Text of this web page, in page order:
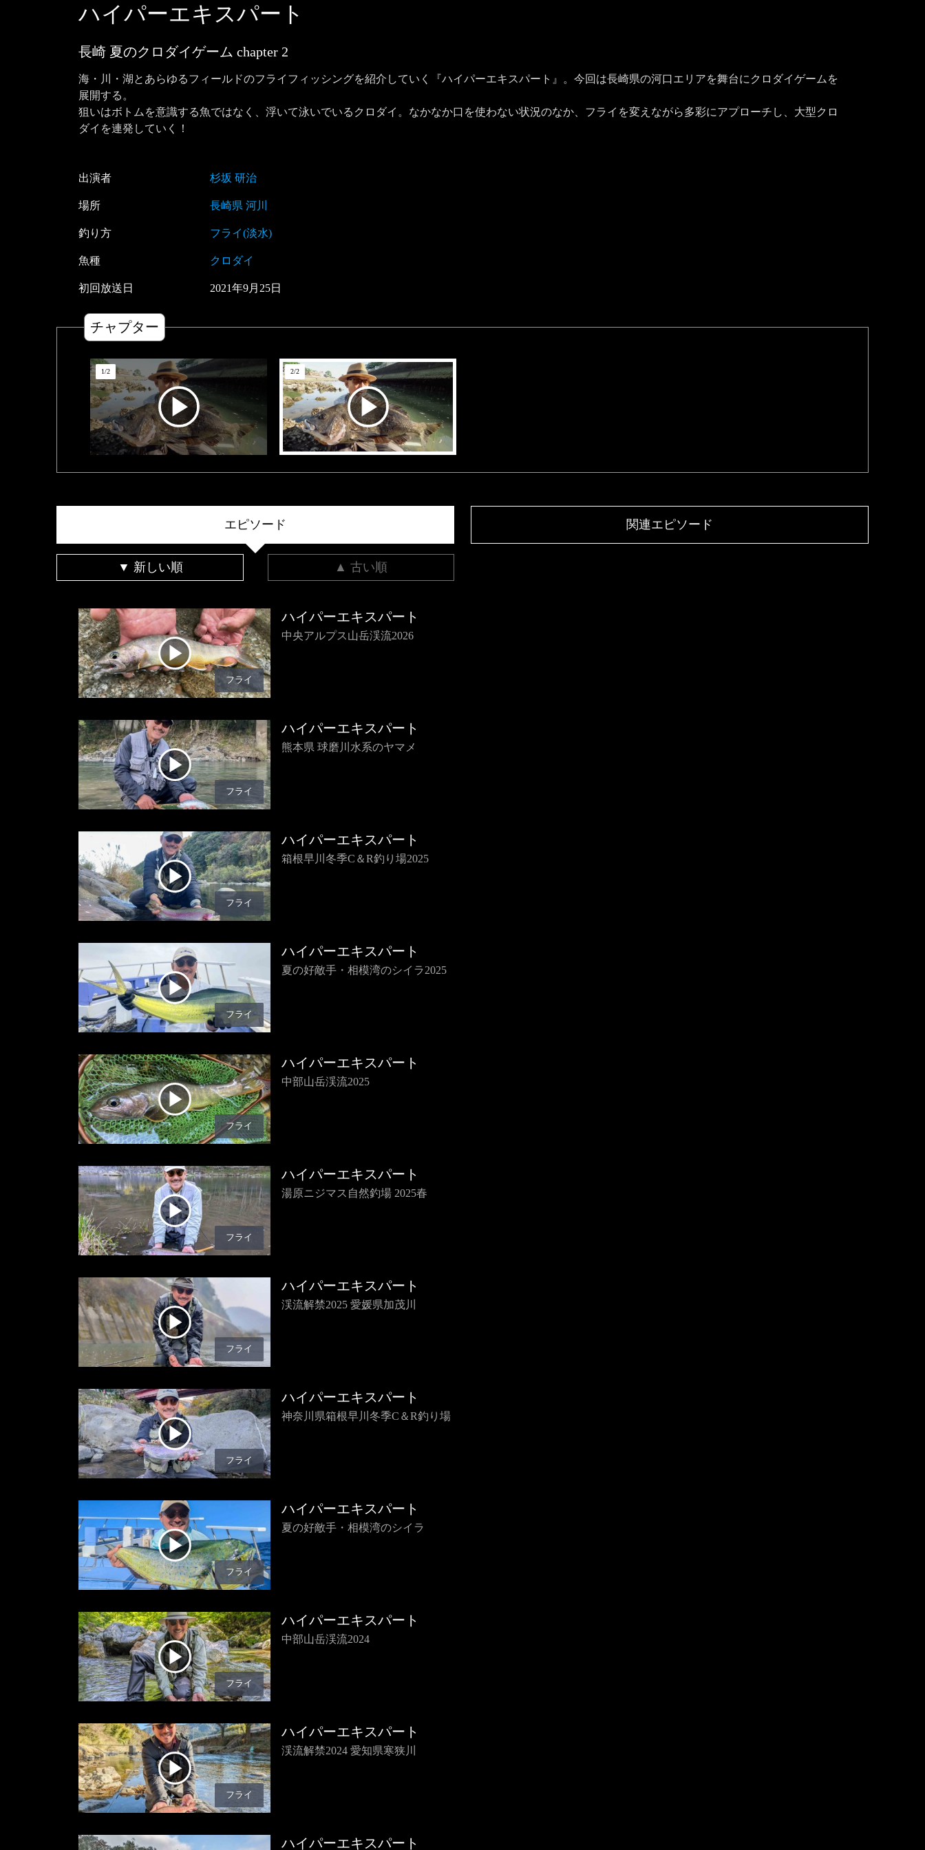
ハイパーエキスパート
長崎 夏のクロダイゲーム chapter 2
海・川・湖とあらゆるフィールドのフライフィッシングを紹介していく『ハイパーエキスパート』。今回は長崎県の河口エリアを舞台にクロダイゲームを
展開する。
狙いはボトムを意識する魚ではなく、浮いて泳いでいるクロダイ。なかなか口を使わない状況のなか、フライを変えながら多彩にアプローチし、大型クロ
ダイを連発していく！
出演者 杉坂 研治
場所 長崎県 河川
釣り方 フライ(淡水)
魚種 クロダイ
初回放送日 2021年9月 25日
チャプター
1/2 2/2
エピソード 関連エピソード
▼ 新しい順 ▲ 古い順
フライ
ハイパーエキスパート
中央アルプス山岳渓流2026
フライ
ハイパーエキスパート
熊本県 球磨川水系のヤマメ
フライ
ハイパーエキスパート
箱根早川冬季C＆R釣り場2025
フライ
ハイパーエキスパート
夏の好敵手・相模湾のシイラ2025
フライ
ハイパーエキスパート
中部山岳渓流2025
フライ
ハイパーエキスパート
湯原ニジマス自然釣場 2025春
フライ
ハイパーエキスパート
渓流解禁2025 愛媛県加茂川
フライ
ハイパーエキスパート
神奈川県箱根早川冬季C＆R釣り場
フライ
ハイパーエキスパート
夏の好敵手・相模湾のシイラ
フライ
ハイパーエキスパート
中部山岳渓流2024
フライ
ハイパーエキスパート
渓流解禁2024 愛知県寒狭川
ハイパーエキスパート